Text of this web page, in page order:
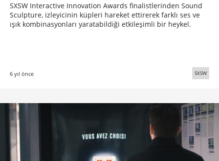
SXSW Interactive Innovation Awards finalistlerinden Sound
Sculpture, izleyicinin küpleri hareket ettirerek farklı ses ve
ışık kombinasyonları yaratabildiği etkileşimli bir heykel.
6 yıl önce SXSW